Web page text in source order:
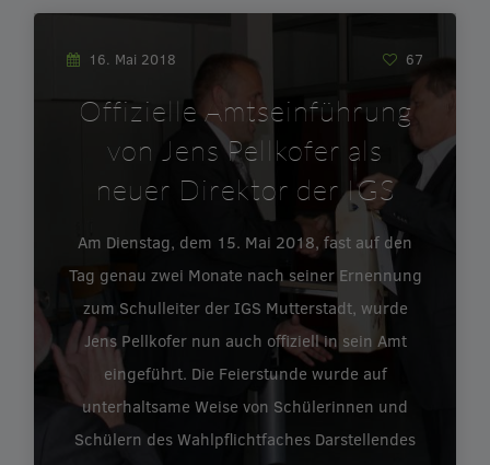
16. Mai 2018 67
Offizielle Amtseinführung
von Jens Pellkofer als
neuer Direktor der IGS
Am Dienstag, dem 15. Mai 2018, fast auf den
Tag genau zwei Monate nach seiner Ernennung
zum Schulleiter der IGS Mutterstadt, wurde
Jens Pellkofer nun auch offiziell in sein Amt
eingeführt. Die Feierstunde wurde auf
unterhaltsame Weise von Schülerinnen und
Schülern des Wahlpflichtfaches Darstellendes